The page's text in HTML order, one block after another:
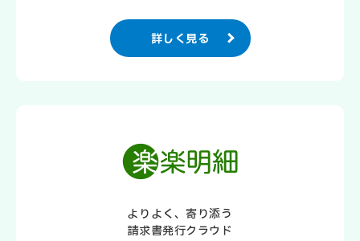
詳しく見る
よりよく、寄り添う
請求書発行クラウド